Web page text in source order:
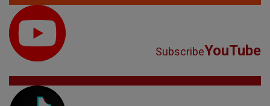
SubscribeYouTube